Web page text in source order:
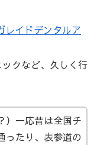
イドデンタルア
クなど、久しく行
）一応昔は全国チ
ったり、表参道の